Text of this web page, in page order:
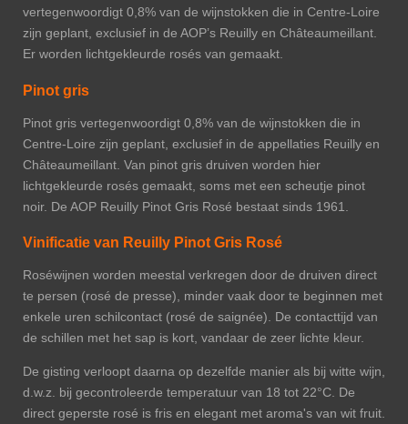
vertegenwoordigt 0,8% van de wijnstokken die in Centre-Loire
zijn geplant, exclusief in de AOP’s Reuilly en Châteaumeillant.
Er worden lichtgekleurde rosés van gemaakt.
Pinot gris
Pinot gris vertegenwoordigt 0,8% van de wijnstokken die in
Centre-Loire zijn geplant, exclusief in de appellaties Reuilly en
Châteaumeillant. Van pinot gris druiven worden hier
lichtgekleurde rosés gemaakt, soms met een scheutje pinot
noir. De AOP Reuilly Pinot Gris Rosé bestaat sinds 1961.
Vinificatie van Reuilly Pinot Gris Rosé
Roséwijnen worden meestal verkregen door de druiven direct
te persen (rosé de presse), minder vaak door te beginnen met
enkele uren schilcontact (rosé de saignée). De contacttijd van
de schillen met het sap is kort, vandaar de zeer lichte kleur.
De gisting verloopt daarna op dezelfde manier als bij witte wijn,
d.w.z. bij gecontroleerde temperatuur van 18 tot 22°C. De
direct geperste rosé is fris en elegant met aroma's van wit fruit.